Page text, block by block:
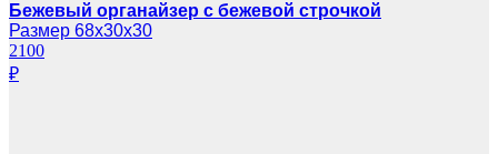
Бежевый органайзер с бежевой строчкой
Размер 68х30х30
2100
₽